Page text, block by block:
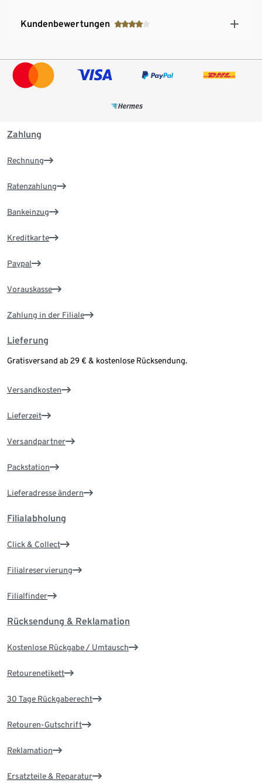
Kundenbewertungen
Zahlung
Rechnung
Ratenzahlung
Bankeinzug
Kreditkarte
Paypal
Vorauskasse
Zahlung in der Filiale
Lieferung
Gratisversand ab 29 € & kostenlose Rücksendung.
Versandkosten
Lieferzeit
Versandpartner
Packstation
Lieferadresse ändern
Filialabholung
Click & Collect
Filialreservierung
Filialfinder
Rücksendung & Reklamation
Kostenlose Rückgabe / Umtausch
Retourenetikett
30 Tage Rückgaberecht
Retouren-Gutschrift
Reklamation
Ersatzteile & Reparatur